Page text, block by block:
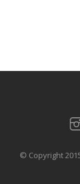
© Copyright